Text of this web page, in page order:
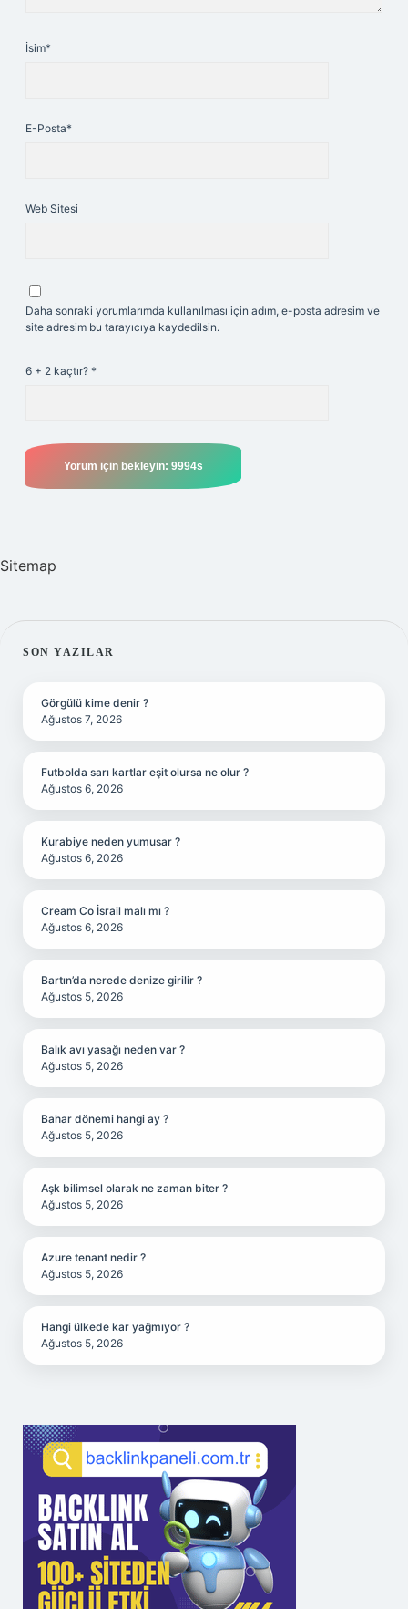
İsim*
E-Posta*
Web Sitesi
Daha sonraki yorumlarımda kullanılması için adım, e-posta adresim ve
site adresim bu tarayıcıya kaydedilsin.
6 + 2 kaçtır? *
Sitemap
SIDEBAR
SON YAZILAR
Görgülü kime denir ?
Ağustos 7, 2026
Futbolda sarı kartlar eşit olursa ne olur ?
Ağustos 6, 2026
Kurabiye neden yumusar ?
Ağustos 6, 2026
Cream Co İsrail malı mı ?
Ağustos 6, 2026
Bartın’da nerede denize girilir ?
Ağustos 5, 2026
Balık avı yasağı neden var ?
Ağustos 5, 2026
Bahar dönemi hangi ay ?
Ağustos 5, 2026
Aşk bilimsel olarak ne zaman biter ?
Ağustos 5, 2026
Azure tenant nedir ?
Ağustos 5, 2026
Hangi ülkede kar yağmıyor ?
Ağustos 5, 2026